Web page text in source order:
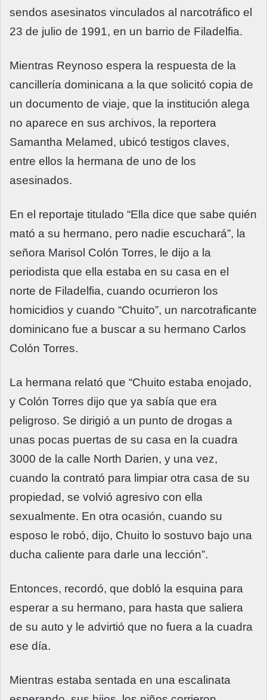
sendos asesinatos vinculados al narcotráfico el
23 de julio de 1991, en un barrio de Filadelfia.
Mientras Reynoso espera la respuesta de la
cancillería dominicana a la que solicitó copia de
un documento de viaje, que la institución alega
no aparece en sus archivos, la reportera
Samantha Melamed, ubicó testigos claves,
entre ellos la hermana de uno de los
asesinados.
En el reportaje titulado “Ella dice que sabe quién
mató a su hermano, pero nadie escuchará”, la
señora Marisol Colón Torres, le dijo a la
periodista que ella estaba en su casa en el
norte de Filadelfia, cuando ocurrieron los
homicidios y cuando “Chuito”, un narcotraficante
dominicano fue a buscar a su hermano Carlos
Colón Torres.
La hermana relató que “Chuito estaba enojado,
y Colón Torres dijo que ya sabía que era
peligroso. Se dirigió a un punto de drogas a
unas pocas puertas de su casa en la cuadra
3000 de la calle North Darien, y una vez,
cuando la contrató para limpiar otra casa de su
propiedad, se volvió agresivo con ella
sexualmente. En otra ocasión, cuando su
esposo le robó, dijo, Chuito lo sostuvo bajo una
ducha caliente para darle una lección”.
Entonces, recordó, que dobló la esquina para
esperar a su hermano, para hasta que saliera
de su auto y le advirtió que no fuera a la cuadra
ese día.
Mientras estaba sentada en una escalinata